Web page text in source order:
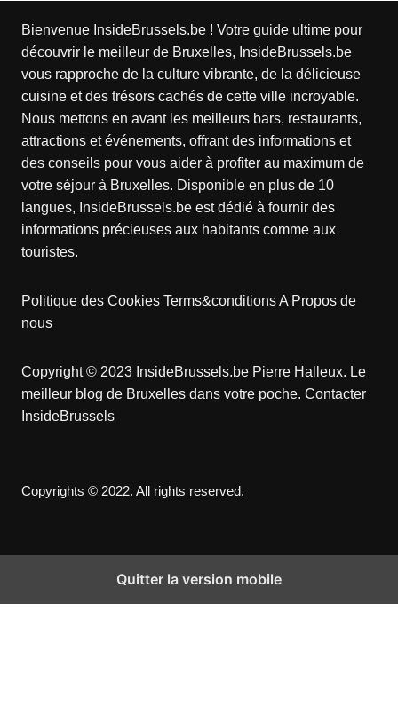
Bienvenue InsideBrussels.be ! Votre guide ultime pour
découvrir le meilleur de Bruxelles, InsideBrussels.be
vous rapproche de la culture vibrante, de la délicieuse
cuisine et des trésors cachés de cette ville incroyable.
Nous mettons en avant les meilleurs bars, restaurants,
attractions et événements, offrant des informations et
des conseils pour vous aider à profiter au maximum de
votre séjour à Bruxelles. Disponible en plus de 10
langues, InsideBrussels.be est dédié à fournir des
informations précieuses aux habitants comme aux
touristes.
Politique des Cookies Terms&conditionsA Propos de
nous
Copyright © 2023 InsideBrussels.be Pierre Halleux. Le
meilleur blog de Bruxelles dans votre poche. Contacter
InsideBrussels
Copyrights © 2022. All rights reserved.
Quitter la version mobile